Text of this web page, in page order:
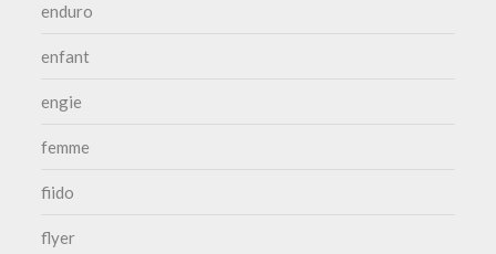
enduro
enfant
engie
femme
fiido
flyer